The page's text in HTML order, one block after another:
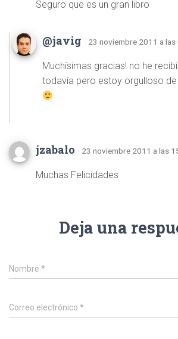
Seguro que es un gran libro
@javig · 23 noviembre 2011 a
Muchísimas gracias! no he
todavía pero estoy orgulloso de
jzabalo · 23 noviembre 2011 a las
Muchas Felicidades
Deja una
Nombre *
Correo electrónico *